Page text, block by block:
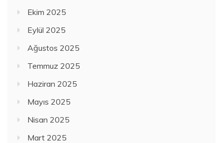
Ekim 2025
Eylül 2025
Ağustos 2025
Temmuz 2025
Haziran 2025
Mayıs 2025
Nisan 2025
Mart 2025